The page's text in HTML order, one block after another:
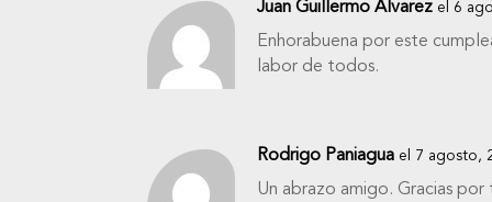
Juan Guillermo Alvarez el 6
Enhorabuena por este
labor de todos.
Rodrigo Paniagua el 7 agosto,
Un abrazo amigo. Gracias